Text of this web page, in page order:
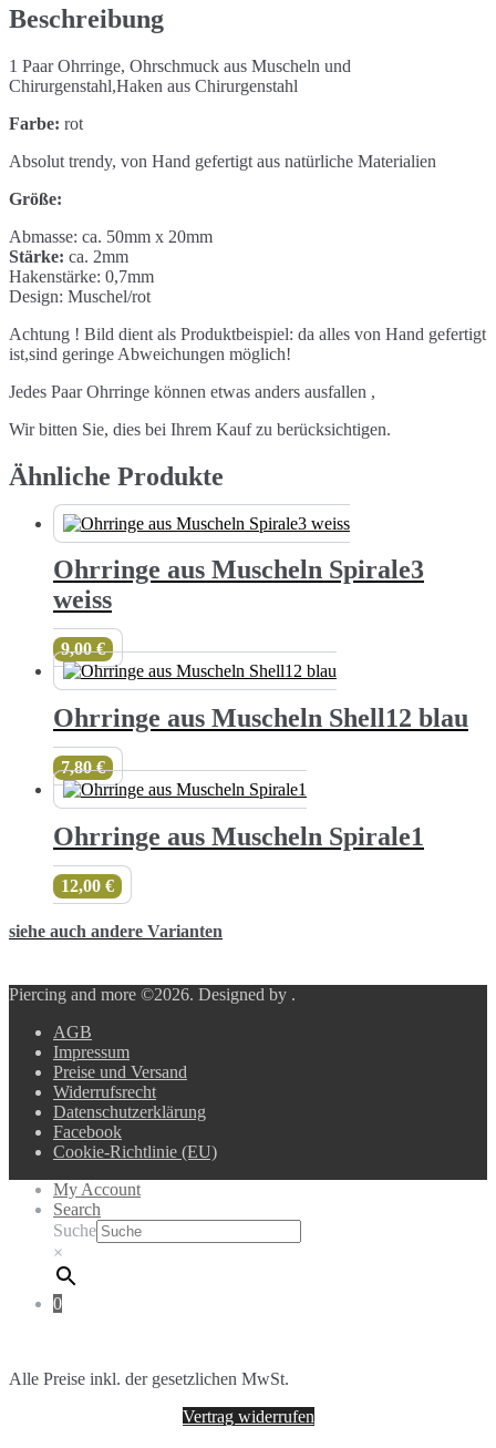
Beschreibung
1 Paar Ohrringe, Ohrschmuck aus Muscheln und
Chirurgenstahl,Haken aus Chirurgenstahl
Farbe: rot
Absolut trendy, von Hand gefertigt aus natürliche Materialien
Größe:
Abmasse: ca. 50mm x 20mm
Stärke: ca. 2mm
Hakenstärke: 0,7mm
Design: Muschel/rot
Achtung ! Bild dient als Produktbeispiel: da alles von Hand gefertigt
ist,sind geringe Abweichungen möglich!
Jedes Paar Ohrringe können etwas anders ausfallen ,
Wir bitten Sie, dies bei Ihrem Kauf zu berücksichtigen.
Ähnliche Produkte
Ohrringe aus Muscheln Spirale3
weiss
9,00€
Ohrringe aus Muscheln Shell12 blau
7,80€
Ohrringe aus Muscheln Spirale1
12,00 €
siehe auch andere Varianten
Piercing and more ©2026. Designed by .
AGB
Impressum
Preise und Versand
Widerrufsrecht
Datenschutzerklärung
Facebook
Cookie-Richtlinie (EU)
My Account
Search
Suche
×
0
Alle Preise inkl. der gesetzlichen MwSt.
Vertrag widerrufen